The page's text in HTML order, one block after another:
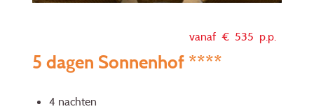
vanaf € 535 p.p.
5 dagen Sonnenhof ****
4 nachten